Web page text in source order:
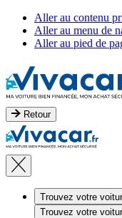
Aller au contenu
Aller au menu de
Aller au pied de
Retour
Trouvez votre
Trouvez votre